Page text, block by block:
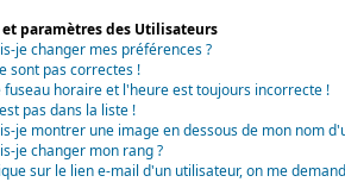
et paramètres des Utilisateurs
je changer mes préférences ?
sont pas correctes !
fuseau horaire et l'heure est toujours incorrecte !
pas dans la liste !
je montrer une image en dessous de mon nom
je changer mon rang ?
sur le lien e-mail d'un utilisateur, on me